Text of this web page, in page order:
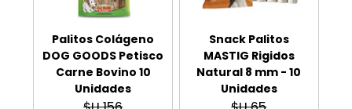
Palitos Colágeno
DOG GOODS Petisco
Carne Bovino 10
Unidades
Snack Palitos
MASTIG Rigidos
Natural 8 mm - 10
Unidades